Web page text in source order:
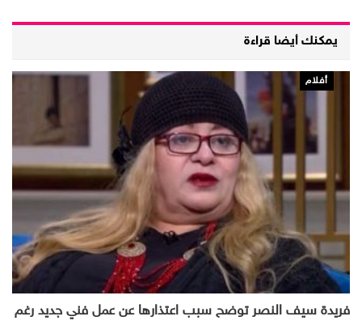
يمكنك أيضا قراءة
أفلام
فريدة سيف النصر توضح سبب اعتذارها عن عمل فني جديد رغم